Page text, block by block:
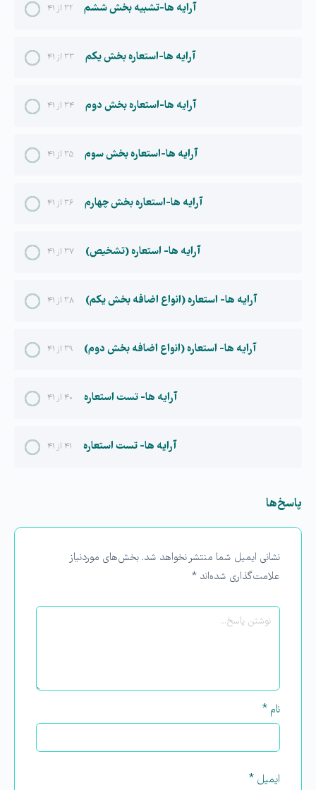
۳۲ از ۴۱ آرایه ها-تشبیه بخش ششم
۳۳ از ۴۱ آرایه ها-استعاره بخش یکم
۳۴ از ۴۱ آرایه ها-استعاره بخش دوم
۳۵ از ۴۱ آرایه ها-استعاره بخش سوم
۳۶ از ۴۱ آرایه ها-استعاره بخش چهارم
۳۷ از ۴۱ آرایه ها- استعاره (تشخیص)
۳۸ از ۴۱ آرایه ها- استعاره (انواع اضافه بخش یکم)
۳۹ از ۴۱ آرایه ها- استعاره (انواع اضافه بخش دوم)
۴۰ از ۴۱ آرایه ها- تست استعاره
۴۱ از ۴۱ آرایه ها- تست استعاره
پاسخ‌ها
نشانی ایمیل شما منتشر نخواهد شد. بخش‌های موردنیاز
علامت‌گذاری شده‌اند *
نام *
ایمیل *